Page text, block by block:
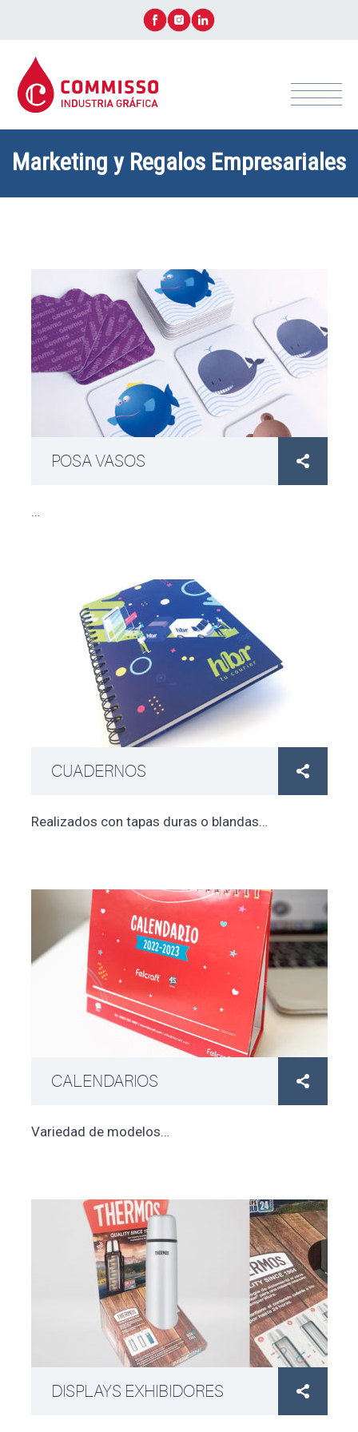
Marketing y Regalos Empresariales
POSA VASOS 
…
CUADERNOS 
Realizados con tapas duras o blandas…
CALENDARIOS 
Variedad de modelos…
DISPLAYS EXHIBIDORES 